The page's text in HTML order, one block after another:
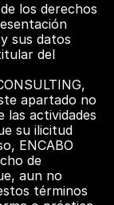
los derechos
sus datos
del
apartado no
las actividades
su ilicitud
ENCABO
de
aun no
términos